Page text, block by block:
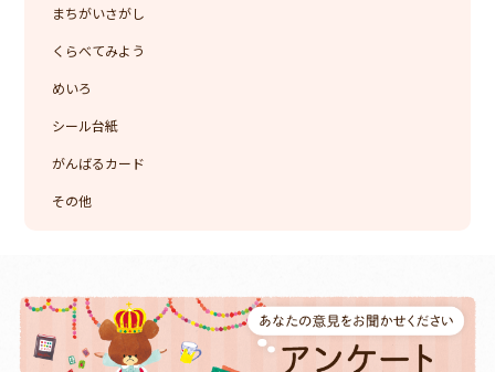
まちがいさがし
くらべてみよう
めいろ
シール台紙
がんばるカード
その他